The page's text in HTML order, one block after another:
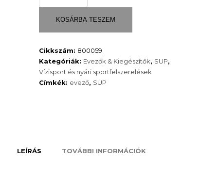
F2
Family
részes
alu
paddle
mennyiség
KOSÁRBA TESZEM
Cikkszám: 800059
Kategóriák: Evezők & Kiegészítők, SUP,
Vízisport és nyári sportfelszerelések
Címkék: evező, SUP
LEÍRÁS TOVÁBBI INFORMÁCIÓK